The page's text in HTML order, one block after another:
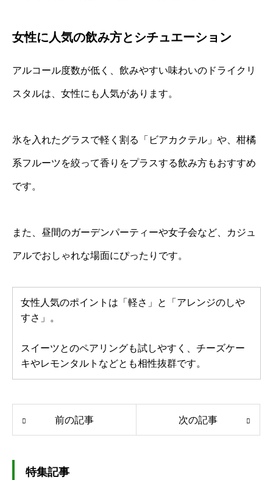
女性に人気の飲み方とシチュエーション
アルコール度数が低く、飲みやすい味わいのドライクリ
スタルは、女性にも人気があります。
氷を入れたグラスで軽く割る「ビアカクテル」や、柑橘
系フルーツを絞って香りをプラスする飲み方もおすすめ
です。
また、昼間のガーデンパーティーや女子会など、カジュ
アルでおしゃれな場面にぴったりです。
女性人気のポイントは「軽さ」と「アレンジのしや
すさ」。
スイーツとのペアリングも試しやすく、チーズケー
キやレモンタルトなどとも相性抜群です。
前の記事 次の記事
特集記事